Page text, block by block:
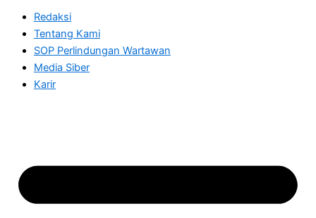
Redaksi
Tentang Kami
SOP Perlindungan Wartawan
Media Siber
Karir